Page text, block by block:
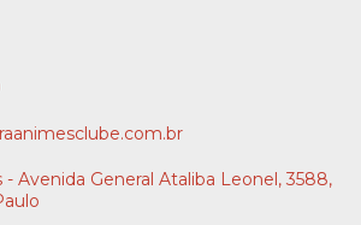
- Avenida General Ataliba Leonel, 3588,